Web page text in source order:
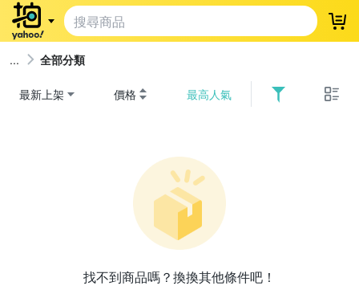
登
全部分類
最新上架 價格 最高人氣
找不到商品嗎？換換其他條件吧！